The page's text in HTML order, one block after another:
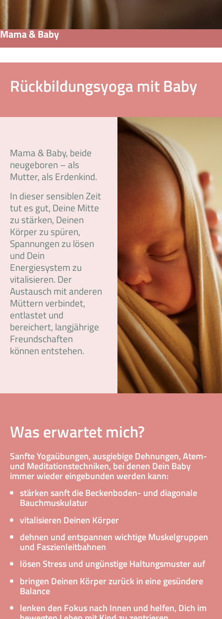
Mama & Baby
Rückbildungsyoga mit Baby
Mama & Baby, beide
neugeboren – als
Mutter, als Erdenkind.
In dieser sensiblen Zeit
tut es gut, Deine Mitte
zu stärken, Deinen
Körper zu spüren,
Spannungen zu lösen
und Dein
Energiesystem zu
vitalisieren. Der
Austausch mit anderen
Müttern verbindet,
entlastet und
bereichert, langjährige
Freundschaften
können entstehen.
Was erwartet mich?
Sanfte Yogaübungen, ausgiebige Dehnungen, Atem-
und Meditationstechniken, bei denen Dein Baby
immer wieder eingebunden werden kann:
stärken sanft die Beckenboden- und diagonale
Bauchmuskulatur
vitalisieren Deinen Körper
dehnen und entspannen wichtige Muskelgruppen
und Faszienleitbahnen
lösen Stress und ungünstige Haltungsmuster auf
bringen Deinen Körper zurück in eine gesündere
Balance
lenken den Fokus nach Innen und helfen, Dich im